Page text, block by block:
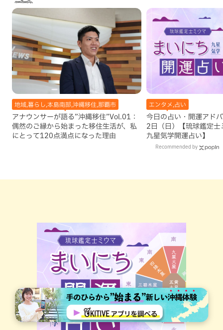
地域,暮らし,本島南部,沖縄移住,那覇市
アナウンサーが語る”沖縄移住”Vol.01：
偶然のご縁から始まった移住生活が、私
にとって120点満点になった理由
エンタメ,占い
今日の占い・開運アド
2日（日）【琉球鑑定士
九星気学開運占い】
Recommended by